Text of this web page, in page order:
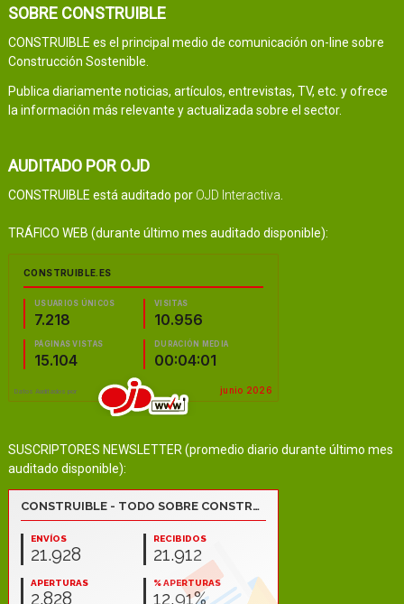
SOBRE CONSTRUIBLE
CONSTRUIBLE es el principal medio de comunicación on-line sobre
Construcción Sostenible.
Publica diariamente noticias, artículos, entrevistas, TV, etc. y ofrece
la información más relevante y actualizada sobre el sector.
AUDITADO POR OJD
CONSTRUIBLE está auditado por OJD Interactiva
TRÁFICO WEB (durante último mes auditado disponible):
SUSCRIPTORES NEWSLETTER (promedio diario durante último mes
auditado disponible):